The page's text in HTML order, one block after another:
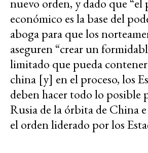
económico es la base del
aboga para que los
aseguren “crear un
limitado que pueda
china [y] en el proceso, los
deben hacer todo lo posible
Rusia de la órbita de China
el orden liderado por los